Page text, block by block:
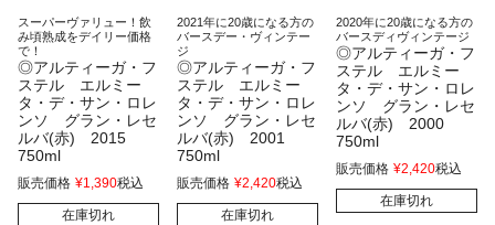
スーパーヴァリュー！飲
み頃熟成をデイリー価格
で！
◎アルティーガ・フ
ステル エルミー
タ・デ・サン・ロレ
ンソ グラン・レセ
ルバ(赤) 2015
750ml
販売価格 ¥1,390税込
在庫切れ
2021年に20歳になる方の
バースデー・ヴィンテー
ジ
◎アルティーガ・フ
ステル エルミー
タ・デ・サン・ロレ
ンソ グラン・レセ
ルバ(赤) 2001
750ml
販売価格 ¥2,420税込
在庫切れ
2020年に20歳になる方の
バースディヴィンテージ
◎アルティーガ・フ
ステル エルミー
タ・デ・サン・ロレ
ンソ グラン・レセ
ルバ(赤) 2000
750ml
販売価格 ¥2,420税込
在庫切れ